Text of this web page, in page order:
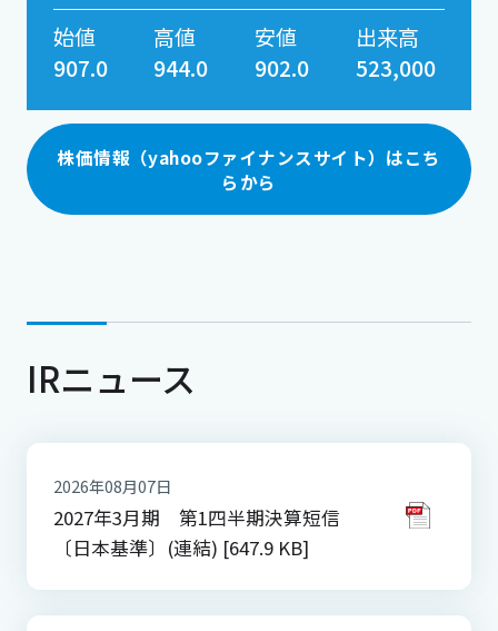
始値
907.0
高値
944.0
安値
902.0
出来高
523,000
株価情報（yahooファイナンスサイト）はこち
らから
IRニュース
2026年08月07日
2027年3月期 第1四半期決算短信
〔日本基準〕(連結) [647.9 KB]